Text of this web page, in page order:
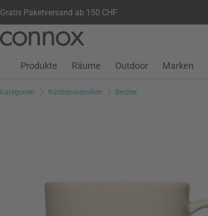
Gratis Paketversand ab 150 CHF
Seiteninhalt
Suchfeld
Kundenkonto
Wunschliste
Warenkorb
Produkte Räume Outdoor Marken
Kategorien Küchenutensilien Becher